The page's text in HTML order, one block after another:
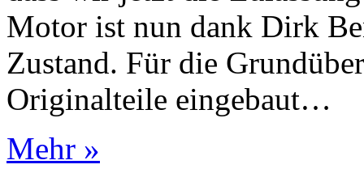
Motor ist nun dank Dirk
Zustand. Für die
Originalteile eingebaut…
Mehr »